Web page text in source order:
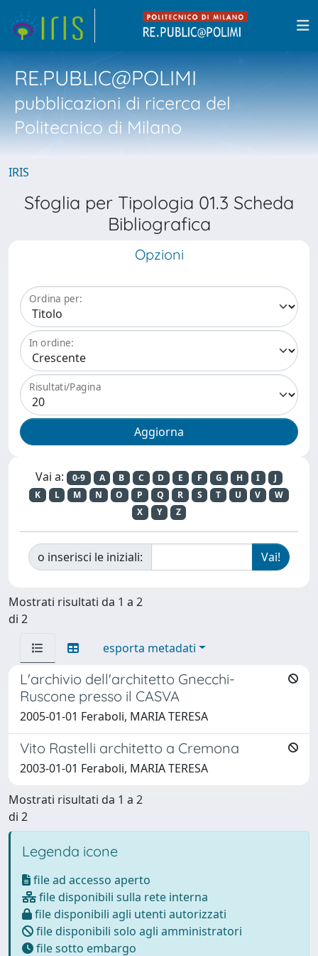
RE.PUBLIC@POLIMI
pubblicazioni di ricerca del
Politecnico di Milano
IRIS
Sfoglia per Tipologia 01.3 Scheda
Bibliografica
Opzioni
Ordina per:
In ordine:
Risultati/Pagina
Vai a: 0-9 A B C D E F G H I
J
K
L M N O P Q R S T U V
W
X
Y Z
o inserisci le iniziali:
Mostrati risultati da 1 a 2
di 2
esporta metadati
L'archivio dell'architetto Gnecchi-
Ruscone presso il CASVA
2005-01-01 Feraboli, MARIA TERESA
Vito Rastelli architetto a Cremona
2003-01-01 Feraboli, MARIA TERESA
Mostrati risultati da 1 a 2
di 2
Legenda icone
file ad accesso aperto
file disponibili sulla rete interna
file disponibili agli utenti autorizzati
file disponibili solo agli amministratori
file sotto embargo